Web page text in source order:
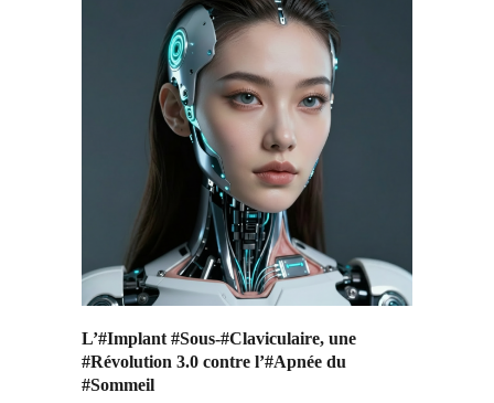
L’#Implant #Sous-#Claviculaire, une
#Révolution 3.0 contre l’#Apnée du
#Sommeil